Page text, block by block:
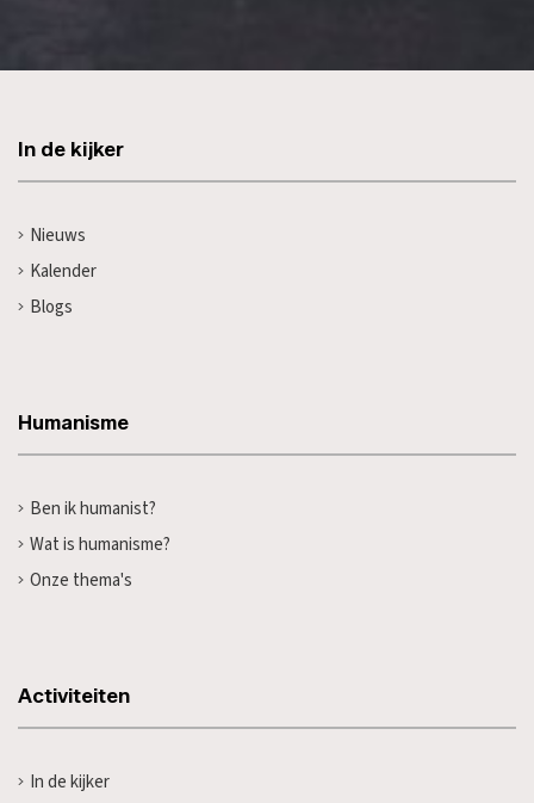
In de kijker
Nieuws
Kalender
Blogs
Humanisme
Ben ik humanist?
Wat is humanisme?
Onze thema's
Activiteiten
In de kijker